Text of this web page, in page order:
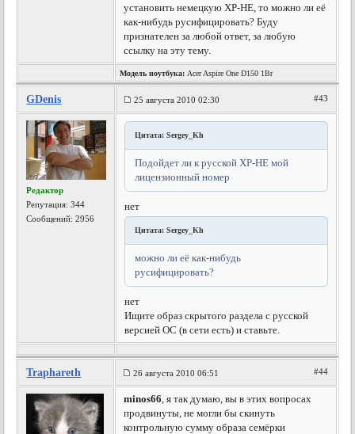
установить немецкую XP-HE, то можно ли её
как-нибудь русифицировать? Буду
признателен за любой ответ, за любую
ссылку на эту тему.
Модель ноутбука: Acer Aspire One D150 1Br
GDenis 25 августа 2010 02:30 #43
Редактор
Репутация:344
Сообщений: 2956
Цитата: Sergey_Kh
Подойдет ли к русской XP-HE мой
лицензионный номер
нет
Цитата: Sergey_Kh
можно ли её как-нибудь
русифицировать?
нет
Ищите образ скрытого раздела с русской
версией ОС (в сети есть) и ставьте.
Traphareth 26 августа 2010 06:51 #44
minos66, я так думаю, вы в этих вопросах
продвинуты, не могли бы скинуть
контрольную сумму образа семёрки